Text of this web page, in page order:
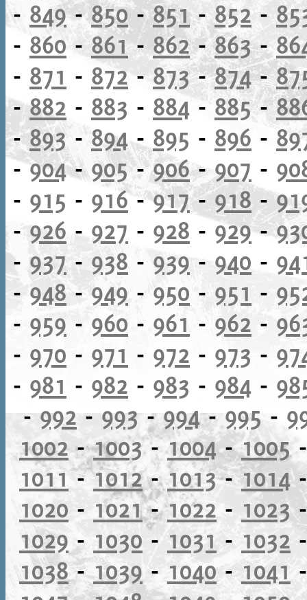
- 849-850-851- 852-
- 860 -861- 862-863-
- 871 - 872-873-874-
-882 - 883 - 884- 885-
-893-894- 895 - 896 -
-904-905-906-907 -
- 915 - 916-917-918 -
-926 - 927 - 928 - 929-
- 937-938 - 939- 940 -
-948-949 - 950 - 951 -
- 959 - 960 - 961 - 962 -
- 970 - 971 - 972 - 973 -
- 981 - 982 - 983 - 984 -
-992-993-994- 995 -
1002-1003-1004-1005
1011-1012-1013-1014
1020 - 1021-1022 - 1023
1029 -1030- 1031 -1032
1038-1039 - 1040- 1041